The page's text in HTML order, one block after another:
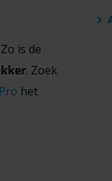
is de
. Zoek
het